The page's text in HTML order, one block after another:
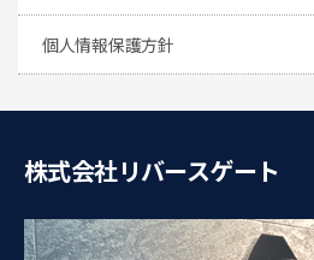
個人情報保護方針
株式会社リバースゲート